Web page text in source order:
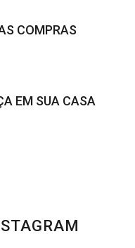
COMPRAS
EM SUA CASA